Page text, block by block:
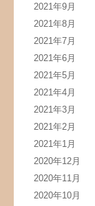
2021年9月
2021年8月
2021年7月
2021年6月
2021年5月
2021年4月
2021年3月
2021年2月
2021年1月
2020年12月
2020年11月
2020年10月